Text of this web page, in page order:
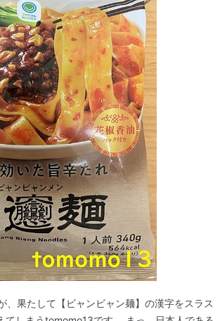
、果たして【ビャンビャン麺】の漢字をスラス